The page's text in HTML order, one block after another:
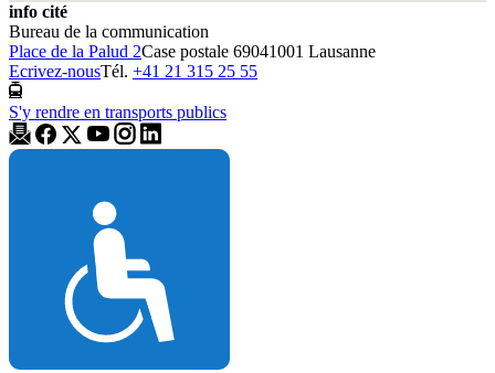
info cité
Bureau de la communication
Place de la Palud 2Case postale 69041001 Lausanne
Ecrivez-nousTél. +41 21 315 25 55
S'y rendre en transports publics